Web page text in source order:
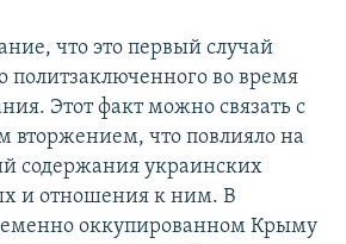
что это первый случай
политзаключенного во время
Этот факт можно связать с
вторжением, что повлияло на
содержания украинских
и отношения к ним. В
оккупированном Крыму